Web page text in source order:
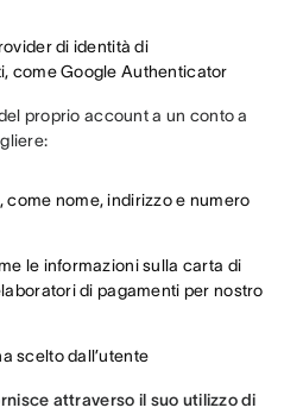
di identità di
come Google Authenticator
proprio account a un conto a
come nome, indirizzo e numero
le informazioni sulla carta di
di pagamenti per nostro
scelto dall’utente
attraverso il suo utilizzo di